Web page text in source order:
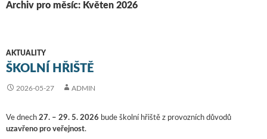
Archiv pro měsíc: Květen 2026
AKTUALITY
ŠKOLNÍ HŘIŠTĚ
2026-05-27 ADMIN
Ve dnech 27. – 29. 5. 2026 bude školní hřiště z provozních důvodů
uzavřeno pro veřejnost.